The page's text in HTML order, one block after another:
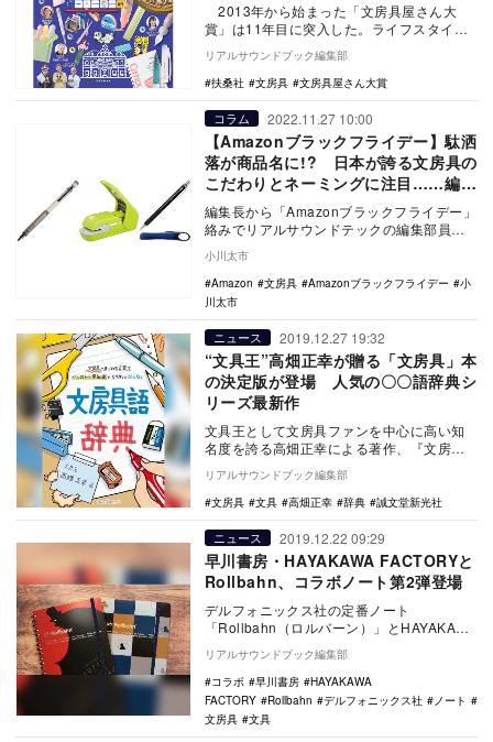
2013年から始まった「文房具屋さん大
賞」は11年目に突入した。ライフスタイル
の変化やテレワークの推進など、世の中の
流れを…
リアルサウンドブック編集部
扶桑社
文房具 文房具屋さん大賞
コラム 2022.11.27 10:00
【Amazonブラックフライデー】駄洒
落が商品名に!? 日本が誇る文房具の
こだわりとネーミングに注目……編集
部スタッフの購入検討品＆推しモノを
紹介！（その2）
編集長から「Amazonブラックフライデー」
絡みでリアルサウンドテックの編集部員が
それぞれ、自身のカラーを出して買いたい
モノなど…
小川太市
Amazon
文房具 Amazonブラックフライデー
小
川太市
ニュース 2019.12.27 19:32
“文具王”高畑正幸が贈る「文房具」本
の決定版が登場 人気の〇〇語辞典シ
リーズ最新作
文具王として文房具ファンを中心に高い知
名度を誇る高畑正幸による著作、『文房具
語辞典』が誠文堂新光社から1月14日に発売
される。 …
リアルサウンドブック編集部
文房具
文具 高畑正幸 辞典 誠文堂新光社
ニュース 2019.12.22 09:29
早川書房・HAYAKAWA FACTORYと
Rollbahn、コラボノート第2弾登場
デルフォニックス社の定番ノート
「Rollbahn（ロルバーン）」とHAYAKAWA
FACTORYのコラボ企画第2弾が発売され
た…
リアルサウンドブック編集部
コラボ
早川書房
HAYAKAWA
FACTORY
Rollbahn デルフォニックス社
ノート
文房具
文具